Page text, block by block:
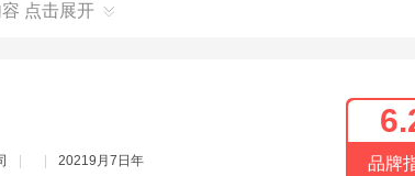
点击展开
20219月7日年 品牌